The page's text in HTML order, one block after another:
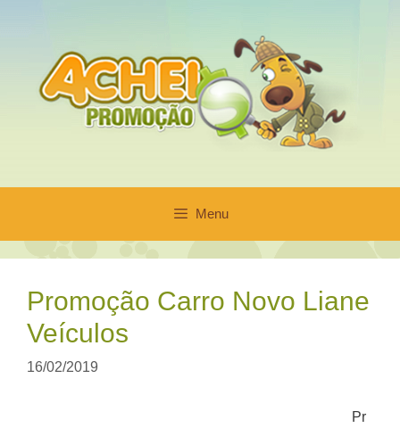
conteúdo
Menu
Promoção Carro Novo Liane
Veículos
16/02/2019
Pr